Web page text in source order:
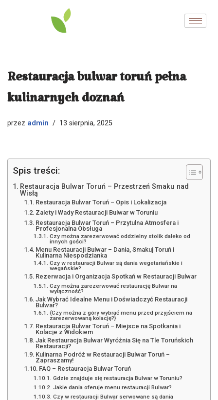
Restauracja bulwar toruń pełna
kulinarnych doznań
przez admin 13 sierpnia, 2025
Spis treści:
Restauracja Bulwar Toruń – Przestrzeń Smaku nad
Wisłą
Restauracja Bulwar Toruń – Opis i Lokalizacja
Zalety i Wady Restauracji Bulwar w Toruniu
Restauracja Bulwar Toruń – Przytulna Atmosfera i
Profesjonalna Obsługa
Czy można zarezerwować oddzielny stolik daleko od
innych gości?
Menu Restauracji Bulwar – Dania, Smakuj Toruń i
Kulinarna Niespodzianka
Czy w restauracji Bulwar są dania wegetariańskie i
wegańskie?
Rezerwacja i Organizacja Spotkań w Restauracji Bulwar
Czy można zarezerwować restaurację Bulwar na
wyłączność?
Jak Wybrać Idealne Menu i Doświadczyć Restauracji
Bulwar?
{Czy można z góry wybrać menu przed przyjściem na
zarezerwowaną kolację?}
Restauracja Bulwar Toruń – Miejsce na Spotkania i
Kolacje z Widokiem
Jak Restauracja Bulwar Wyróżnia Się na Tle Toruńskich
Restauracji?
Kulinarna Podróż w Restauracji Bulwar Toruń –
Zapraszamy!
FAQ – Restauracja Bulwar Toruń
Gdzie znajduje się restauracja Bulwar w Toruniu?
Jakie dania oferuje menu restauracji Bulwar?
Czy w restauracji Bulwar serwowane są dania